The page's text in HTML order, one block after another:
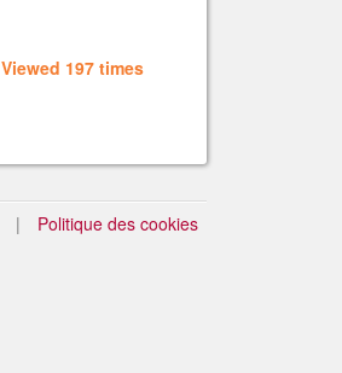
Viewed 197 times
Politique des cookies